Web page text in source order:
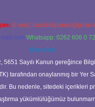
E-mail:
Whatsapp: 0262 606 0
@karabul
5651 Sayılı Kanun gereğince
tarafından onaylanmış bir Yer
Bu nedenle, sitedeki içerikleri
yükümlülüğümüz